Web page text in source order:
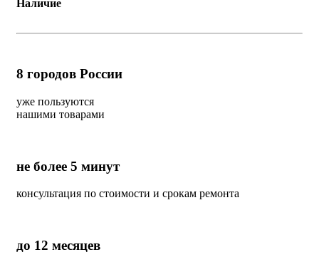
Наличие
8 городов России
уже пользуются
нашими товарами
не более 5 минут
консультация по стоимости и срокам ремонта
до 12 месяцев